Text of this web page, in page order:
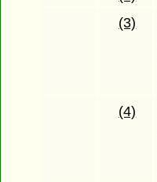
(3)
(4)